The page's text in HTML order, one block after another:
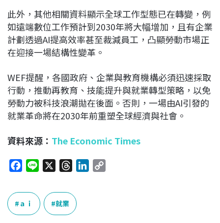
此外，其他相關資料顯示全球工作型態已在轉變，例
如遠端數位工作預計到2030年將大幅增加，且有企業
計劃透過AI提高效率甚至裁減員工，凸顯勞動市場正
在迎接一場結構性變革。
WEF提醒，各國政府、企業與教育機構必須迅速採取
行動，推動再教育、技能提升與就業轉型策略，以免
勞動力被科技浪潮拋在後面。否則，一場由AI引發的
就業革命將在2030年前重塑全球經濟與社會。
資料來源： The Economic Times
c
e
b
e
e
a
ａｉ 就業